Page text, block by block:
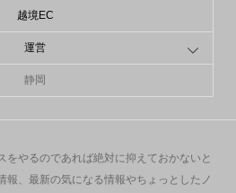
越境EC
運営
静岡
をやるのであれば絶対に抑えておかないと
報、最新の気になる情報やちょっとしたノ